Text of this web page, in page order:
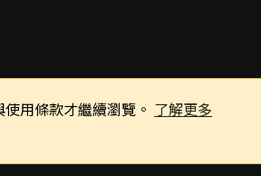
用條款才繼續瀏覽。 了解更多